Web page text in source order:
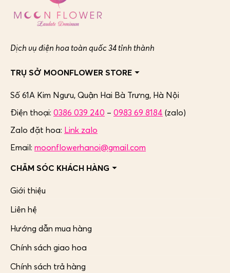
Dịch vụ điện hoa toàn quốc 34 tỉnh thành
TRỤ SỞ MOONFLOWER STORE
Số 61A Kim Ngưu, Quận Hai Bà Trưng, Hà Nội
Điện thoại: 0386 039 240 – 0983 69 8184 (zalo)
Zalo đặt hoa: Link zalo
Email: moonflowerhanoi@gmail.com
CHĂM SÓC KHÁCH HÀNG
Giới thiệu
Liên hệ
Hướng dẫn mua hàng
Chính sách giao hoa
Chính sách trả hàng